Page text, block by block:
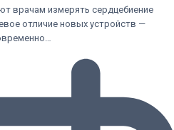
врачам измерять сердцебиение
отличие новых устройств —